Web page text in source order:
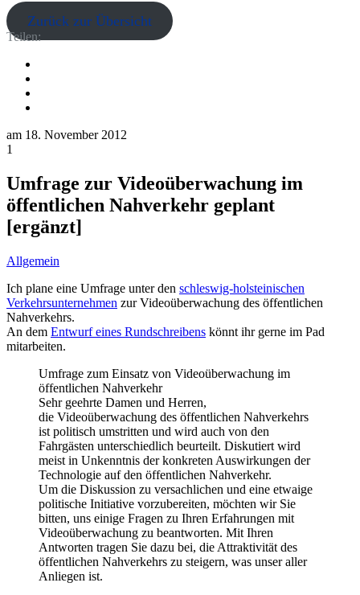
Zurück zur Übersicht
Teilen:
am 18. November 2012
1
Umfrage zur Videoüberwachung im
öffentlichen Nahverkehr geplant
[ergänzt]
Allgemein
Ich plane eine Umfrage unter den schleswig-holsteinischen
Verkehrsunternehmen zur Videoüberwachung des öffentlichen
Nahverkehrs.
An dem Entwurf eines Rundschreibens könnt ihr gerne im Pad
mitarbeiten.
Umfrage zum Einsatz von Videoüberwachung im
öffentlichen Nahverkehr
Sehr geehrte Damen und Herren,
die Videoüberwachung des öffentlichen Nahverkehrs
ist politisch umstritten und wird auch von den
Fahrgästen unterschiedlich beurteilt. Diskutiert wird
meist in Unkenntnis der konkreten Auswirkungen der
Technologie auf den öffentlichen Nahverkehr.
Um die Diskussion zu versachlichen und eine etwaige
politische Initiative vorzubereiten, möchten wir Sie
bitten, uns einige Fragen zu Ihren Erfahrungen mit
Videoüberwachung zu beantworten. Mit Ihren
Antworten tragen Sie dazu bei, die Attraktivität des
öffentlichen Nahverkehrs zu steigern, was unser aller
Anliegen ist.